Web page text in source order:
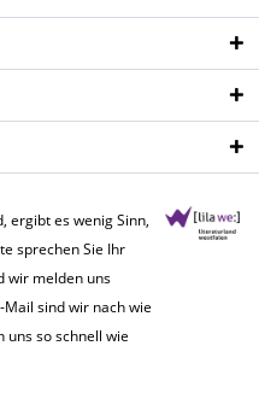
ergibt es wenig Sinn,
sprechen Sie Ihr
wir melden uns
Mail sind wir nach wie
so schnell wie